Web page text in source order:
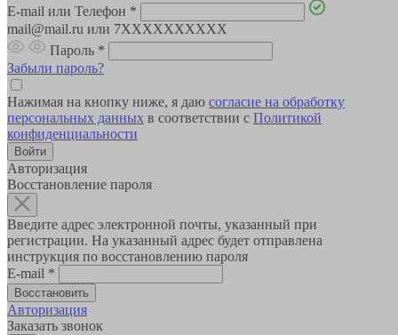
E-mail или Телефон *
mail@mail.ru или 7XXXXXXXXXX
Пароль *
Забыли пароль?
Нажимая на кнопку ниже, я даю согласие на обработку
персональных данных в соответствии с Политикой
конфиденциальности
Авторизация
Восстановление пароля
Введите адрес электронной почты, указанный при
регистрации. На указанный адрес будет отправлена
инструкция по восстановлению пароля
E-mail *
Авторизация
Заказать звонок